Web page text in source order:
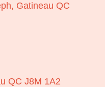
Gatineau QC
QC J8M 1A2